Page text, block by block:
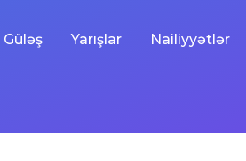
Güləş Yarışlar Nailiyyətlər